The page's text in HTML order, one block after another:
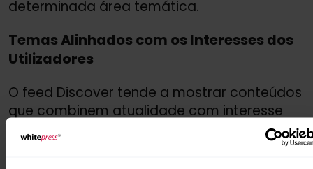
determinada área temática.
Temas Alinhados com os Interesses dos
Utilizadores
O feed Discover tende a mostrar conteúdos
que combinem atualidade com interesse
preferências individuais. Isto não significa